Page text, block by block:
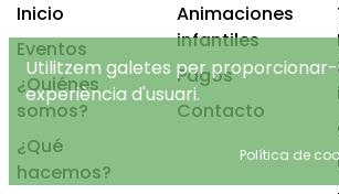
Inicio
Eventos
¿Quiénes
somos?
¿Qué
hacemos?
Animaciones
infantiles
Pagos
Contacto
Utilitzem galetes per
experiència d'usuari.
Política de